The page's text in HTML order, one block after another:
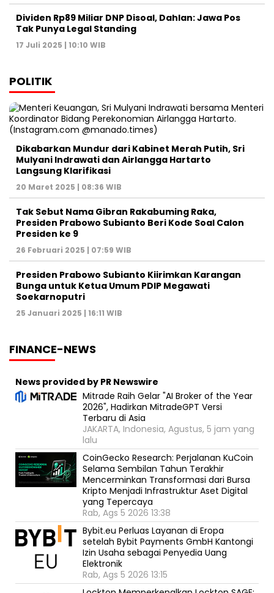
Dividen Rp89 Miliar DNP Disoal, Dahlan: Jawa Pos
Tak Punya Legal Standing
17 Juli 2025 | 10:10 WIB
POLITIK
Dikabarkan Mundur dari Kabinet Merah Putih, Sri
Mulyani Indrawati dan Airlangga Hartarto
Langsung Klarifikasi
20 Maret 2025 | 08:36 WIB
Tak Sebut Nama Gibran Rakabuming Raka,
Presiden Prabowo Subianto Beri Kode Soal Calon
Presiden ke 9
26 Februari 2025 | 07:59 WIB
Presiden Prabowo Subianto Kiirimkan Karangan
Bunga untuk Ketua Umum PDIP Megawati
Soekarnoputri
25 Januari 2025 | 16:11 WIB
FINANCE-NEWS
News provided by PR Newswire
Mitrade Raih Gelar "AI Broker of the Year
2026", Hadirkan MitradeGPT Versi
Terbaru di Asia
JAKARTA, Indonesia, Agustus, 5 jam yang
lalu
CoinGecko Research: Perjalanan KuCoin
Selama Sembilan Tahun Terakhir
Mencerminkan Transformasi dari Bursa
Kripto Menjadi Infrastruktur Aset Digital
yang Tepercaya
Rab, Ags 5 2026 13:38
Bybit.eu Perluas Layanan di Eropa
setelah Bybit Payments GmbH Kantongi
Izin Usaha sebagai Penyedia Uang
Elektronik
Rab, Ags 5 2026 13:15